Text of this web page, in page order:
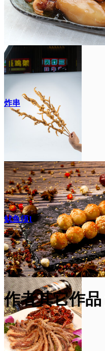
炸串
鱿鱼须1
作者其它作品